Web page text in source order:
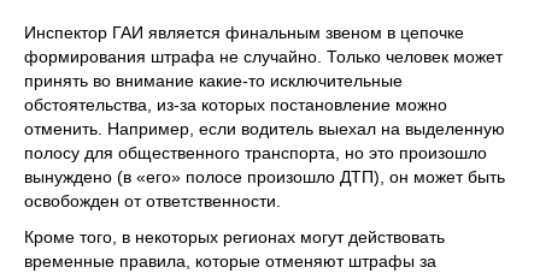
Инспектор ГАИ является финальным звеном в цепочке
формирования штрафа не случайно. Только человек может
принять во внимание какие-то исключительные
обстоятельства, из-за которых постановление можно
отменить. Например, если водитель выехал на выделенную
полосу для общественного транспорта, но это произошло
вынуждено (в «его» полосе произошло ДТП), он может быть
освобожден от ответственности.
Кроме того, в некоторых регионах могут действовать
временные правила, которые отменяют штрафы за